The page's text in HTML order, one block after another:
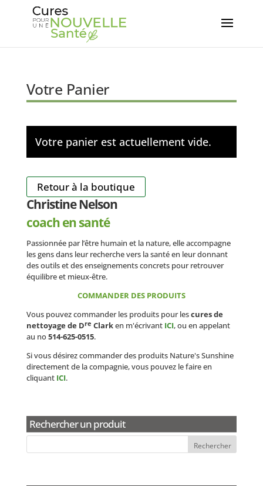
Votre Panier
Votre panier est actuellement vide.
Retour à la boutique
Christine Nelson
coach en santé
Passionnée par l’être humain et la nature, elle accompagne
les gens dans leur recherche vers la santé en leur donnant
des outils et des enseignements concrets pour retrouver
équilibre et mieux-être.
COMMANDER DES PRODUITS
Vous pouvez commander les produits pour lescures de
nettoyage de Dre Clarken m'écrivant ICI, ou en appelant
au no514-625-0515.
Si vous désirez commander des produits Nature's Sunshine
directement de la compagnie, vous pouvez le faire en
cliquant ICI.
Rechercher un produit